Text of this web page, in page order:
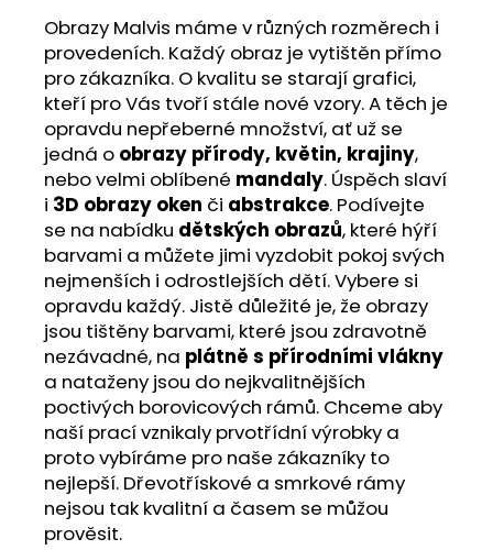
Obrazy Malvis máme v různých rozměrech i
provedeních. Každý obraz je vytištěn přímo
pro zákazníka. O kvalitu se starají grafici,
kteří pro Vás tvoří stále nové vzory. A těch je
opravdu nepřeberné množství, ať už se
jedná o obrazy přírody, květin, krajiny,
nebo velmi oblíbené mandaly. Úspěch slaví
i 3D obrazy oken či abstrakce. Podívejte
se na nabídku dětských obrazů, které hýří
barvami a můžete jimi vyzdobit pokoj svých
nejmenších i odrostlejších dětí. Vybere si
opravdu každý. Jistě důležité je, že obrazy
jsou tištěny barvami, které jsou zdravotně
nezávadné, na plátně s přírodními vlákny
a nataženy jsou do nejkvalitnějších
poctivých borovicových rámů. Chceme aby
naší prací vznikaly prvotřídní výrobky a
proto vybíráme pro naše zákazníky to
nejlepší. Dřevotřískové a smrkové rámy
nejsou tak kvalitní a časem se můžou
prověsit.